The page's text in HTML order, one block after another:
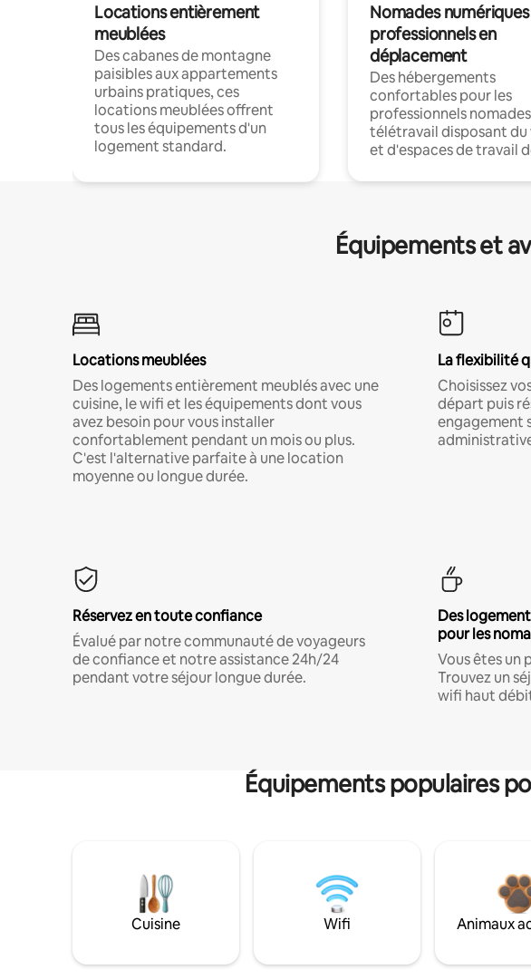
Locations entièrement
meublées
Des cabanes de montagne
paisibles aux appartements
urbains pratiques, ces
locations meublées offrent
tous les équipements d'un
logement standard.
Nomades
professionnels en
déplacement
Des hébergements
confortables pour les
professionnels
télétravail disposant du
et d'espaces de travail
Équipements et
Locations meublées
Des logements entièrement meublés avec une
cuisine, le wifi et les équipements dont vous
avez besoin pour vous installer
confortablement pendant un mois ou plus.
C'est l'alternative parfaite à une location
moyenne ou longue durée.
La flexibilité
Choisissez
départ puis
engagement
Réservez en toute confiance
Évalué par notre communauté de voyageurs
de confiance et notre assistance 24h/24
pendant votre séjour longue durée.
Des
pour les
Vous êtes un
Trouvez un
wifi haut
Équipements populaires
Cuisine Wifi Animaux